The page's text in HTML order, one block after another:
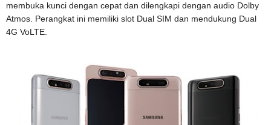
membuka kunci dengan cepat dan dilengkapi dengan audio Dolby
Atmos. Perangkat ini memiliki slot Dual SIM dan mendukung Dual
4G VoLTE.